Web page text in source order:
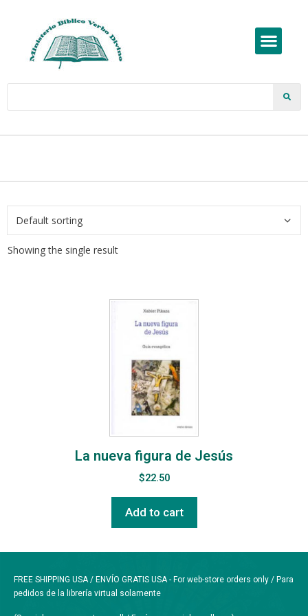
Showing the single result
La nueva figura de Jesús
$22.50
Add to cart
FREE SHIPPING USA / ENVÍO GRATIS USA - For web-store orders only / Para
pedidos de la librería virtual solamente